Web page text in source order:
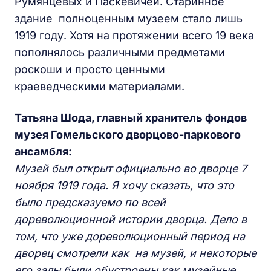
здание полноценным музеем стало лишь
1919 году. Хотя на протяжении всего 19 века
пополнялось различными предметами
роскоши и просто ценными
краеведческими материалами.
Татьяна Шода, главный хранитель фондов
музея Гомельского дворцово-паркового
ансамбля:
Музей был открыт официально во дворце 7
ноября 1919 года. Я хочу сказать, что это
было предсказуемо по всей
дореволюционной истории дворца. Дело в
том, что уже дореволюционный период на
дворец смотрели как на музей, и некоторые